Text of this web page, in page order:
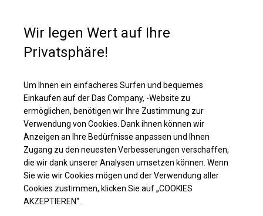
Ganzjährig geöffnete Zelthalle | 5x10 m
Wir legen Wert auf Ihre
Privatsphäre!
Um Ihnen ein einfacheres Surfen und bequemes
Einkaufen auf der Das Company, -Website zu
ermöglichen, benötigen wir Ihre Zustimmung zur
Verwendung von Cookies. Dank ihnen können wir
Anzeigen an Ihre Bedürfnisse anpassen und Ihnen
Zugang zu den neuesten Verbesserungen verschaffen,
die wir dank unserer Analysen umsetzen können. Wenn
Sie wie wir Cookies mögen und der Verwendung aller
Cookies zustimmen, klicken Sie auf „COOKIES
AKZEPTIEREN“.